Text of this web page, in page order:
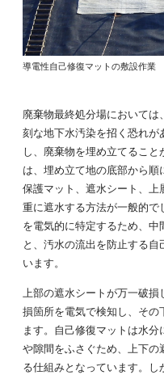
導電性自己修復マットの敷設作業
廃棄物最終処分場においては
刻な地下水汚染を招く恐れ
し、廃棄物を埋め立てるこ
は、埋め立て地の底部から
保護マット、遮水シート、
重に遮水する方法が一般的
を電気的に特定するため、
と、汚水の流出を防止する
います。
上部の遮水シートが万一破
損箇所を電気で検知し、そ
ます。自己修復マットは水
や隙間をふさぐため、上下
る仕組みとなっています。